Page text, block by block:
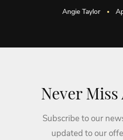
Angie Taylor
Never
Subscribe to our
updated to our